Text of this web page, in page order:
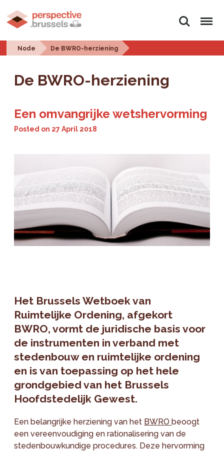
Search Menu
Node De BWRO-herziening
De BWRO-herziening
Een omvangrijke wetshervorming
Posted on 27 April 2018
Het Brussels Wetboek van
Ruimtelijke Ordening, afgekort
BWRO, vormt de juridische basis voor
de instrumenten in verband met
stedenbouw en ruimtelijke ordening
en is van toepassing op het hele
grondgebied van het Brussels
Hoofdstedelijk Gewest.
Een belangrijke herziening van het BWRObeoogt
een vereenvoudiging en rationalisering van de
stedenbouwkundige procedures. Deze hervorming